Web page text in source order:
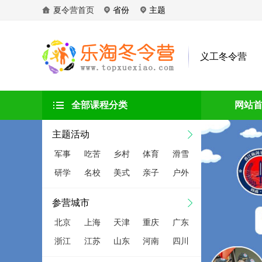
夏令营首页 省份 主题
义工冬令营
全部课程分类 网站
主题活动
军事 吃苦 乡村 体育
滑雪
研学
名校 美式 亲子 户外
参营城市
北京 上海 天津 重庆
广东
浙江
江苏 山东 河南 四川